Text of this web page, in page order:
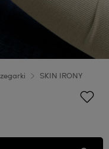
SKIN IRONY